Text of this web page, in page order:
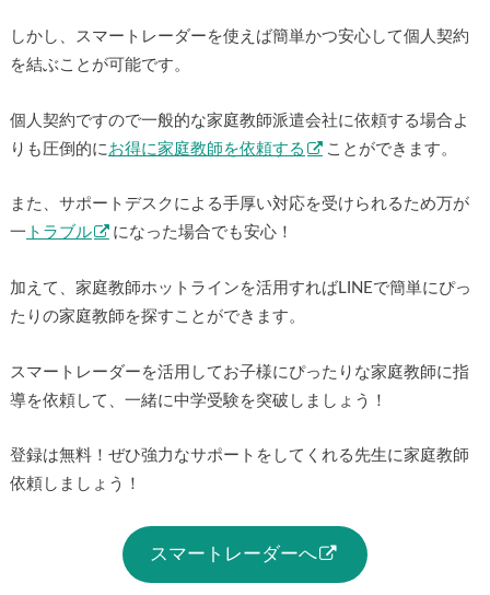
しかし、スマートレーダーを使えば簡単かつ安心して個人契約
を結ぶことが可能です。
個人契約ですので一般的な家庭教師派遣会社に依頼する場合よ
りも圧倒的に お得に家庭教師を依頼する ことができます。
また、サポートデスクによる手厚い対応を受けられるため万が
一 トラブル になった場合でも安心！
加えて、家庭教師ホットラインを活用すればLINEで簡単にぴっ
たりの家庭教師を探すことができます。
スマートレーダーを活用してお子様にぴったりな家庭教師に指
導を依頼して、一緒に中学受験を突破しましょう！
登録は無料！ぜひ強力なサポートをしてくれる先生に家庭教師
依頼しましょう！
スマートレーダーへ